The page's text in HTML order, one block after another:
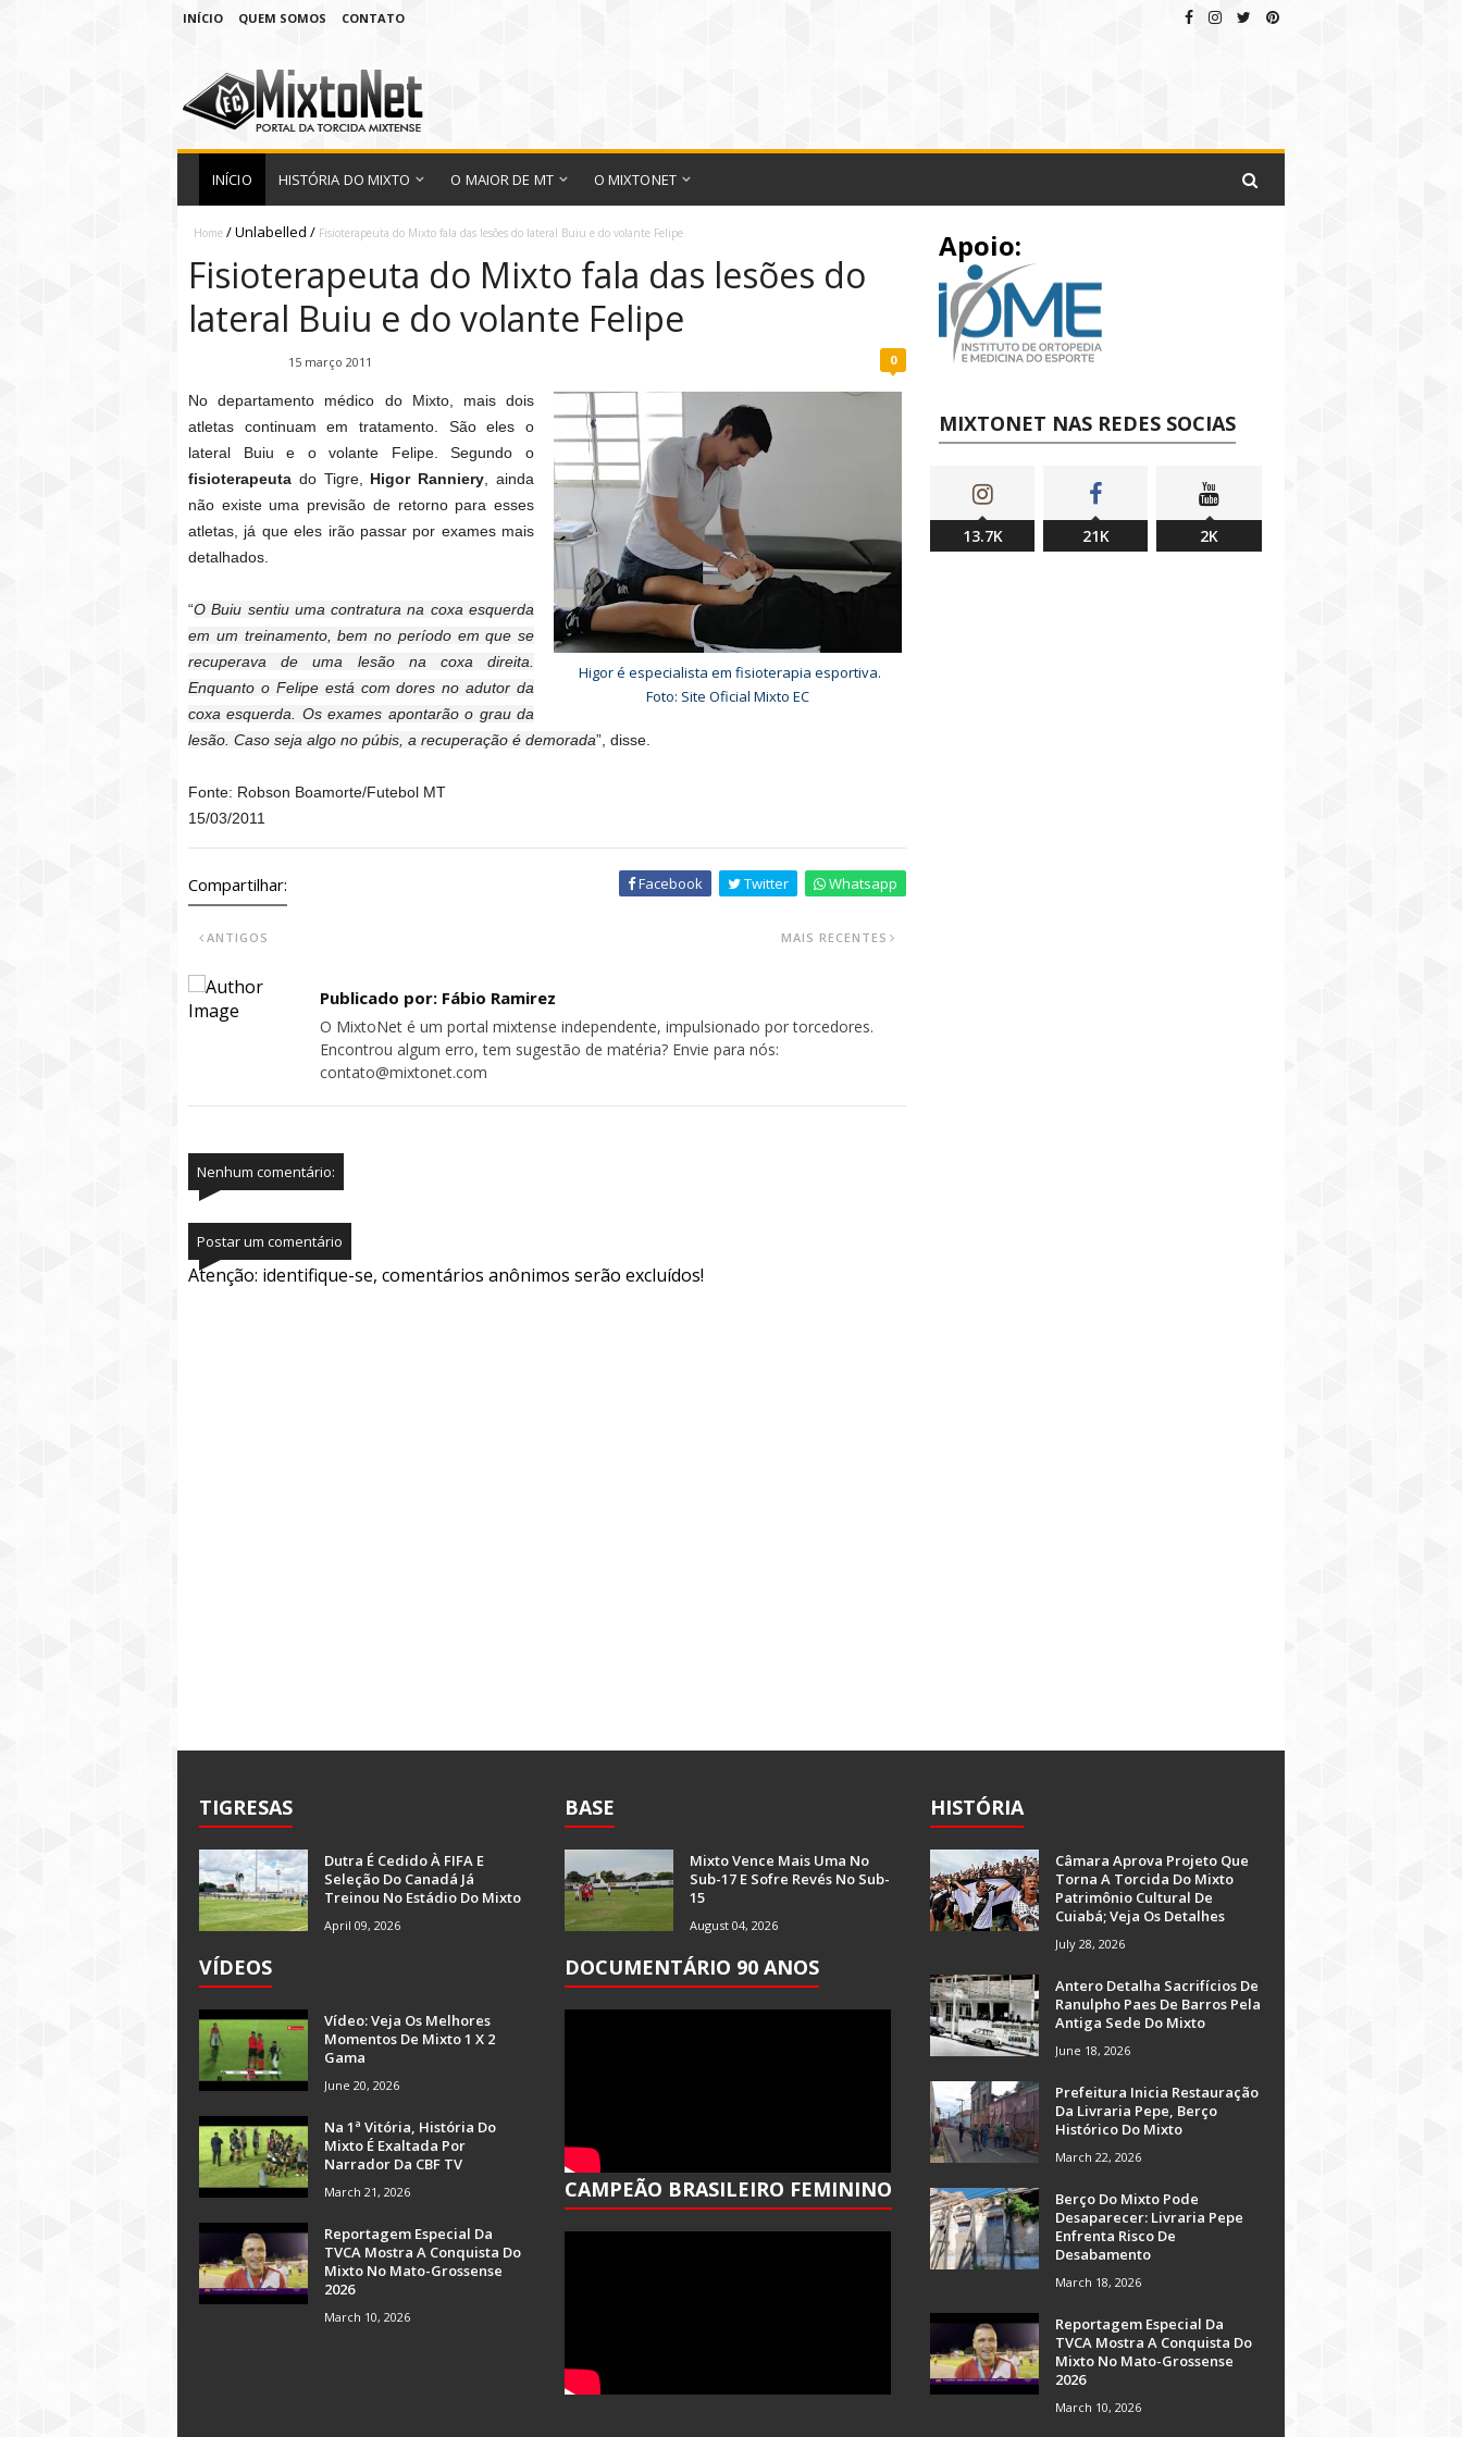
INÍCIO QUEM SOMOS CONTATO
INÍCIO HISTÓRIA DO MIXTO O MAIOR DE MT O MIXTONET
Home /Unlabelled / Fisioterapeuta do Mixto fala das lesões do lateral Buiu e do volante Felipe
Fisioterapeuta do Mixto fala das lesões do
lateral Buiu e do volante Felipe
15 março 2011 0
Higor é especialista em fisioterapia esportiva.
Foto: Site Oficial Mixto EC
No departamento médico do Mixto, mais dois
atletas continuam em tratamento. São eles o
lateral Buiu e o volante Felipe. Segundo o
fisioterapeuta do Tigre, Higor Ranniery , ainda
não existe uma previsão de retorno para esses
atletas, já que eles irão passar por exames mais
detalhados.
“O Buiu sentiu uma contratura na coxa esquerda
em um treinamento, bem no período em que se
recuperava de uma lesão na coxa direita.
Enquanto o Felipe está com dores no adutor da
coxa esquerda. Os exames apontarão o grau da
lesão. Caso seja algo no púbis, a recuperação é demorada”, disse.
Fonte: Robson Boamorte/Futebol MT
15/03/2011
Compartilhar: Facebook Twitter Whatsapp
MAIS RECENTES
ANTIGOS
Publicado por: Fábio Ramirez
O MixtoNet é um portal mixtense independente, impulsionado por torcedores.
Encontrou algum erro, tem sugestão de matéria? Envie para nós:
contato@mixtonet.com
Nenhum comentário:
Postar um comentário
Atenção: identifique-se, comentários anônimos serão excluídos!
Apoio:
MIXTONET NAS REDES SOCIAS
13.7K 21K 2K
TIGRESAS
Dutra É Cedido À FIFA E
Seleção Do Canadá Já
Treinou No Estádio Do Mixto
April 09, 2026
VÍDEOS
Vídeo: Veja Os Melhores
Momentos De Mixto 1 X 2
Gama
June 20, 2026
Na 1ª Vitória, História Do
Mixto É Exaltada Por
Narrador Da CBF TV
March 21, 2026
Reportagem Especial Da
TVCA Mostra A Conquista Do
Mixto No Mato-Grossense
2026
March 10, 2026
BASE
Mixto Vence Mais Uma No
Sub-17 E Sofre Revés No Sub-
15
August 04, 2026
DOCUMENTÁRIO 90 ANOS
CAMPEÃO BRASILEIRO FEMININO
HISTÓRIA
Câmara Aprova Projeto Que
Torna A Torcida Do Mixto
Patrimônio Cultural De
Cuiabá; Veja Os Detalhes
July 28, 2026
Antero Detalha Sacrifícios De
Ranulpho Paes De Barros Pela
Antiga Sede Do Mixto
June 18, 2026
Prefeitura Inicia Restauração
Da Livraria Pepe, Berço
Histórico Do Mixto
March 22, 2026
Berço Do Mixto Pode
Desaparecer: Livraria Pepe
Enfrenta Risco De
Desabamento
March 18, 2026
Reportagem Especial Da
TVCA Mostra A Conquista Do
Mixto No Mato-Grossense
2026
March 10, 2026